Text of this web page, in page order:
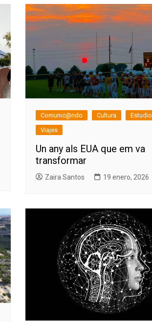
Comunic@ndo Cultura
Estudio
Viajes
Un any als EUA que em va
transformar
Zaira Santos 19 enero, 2026